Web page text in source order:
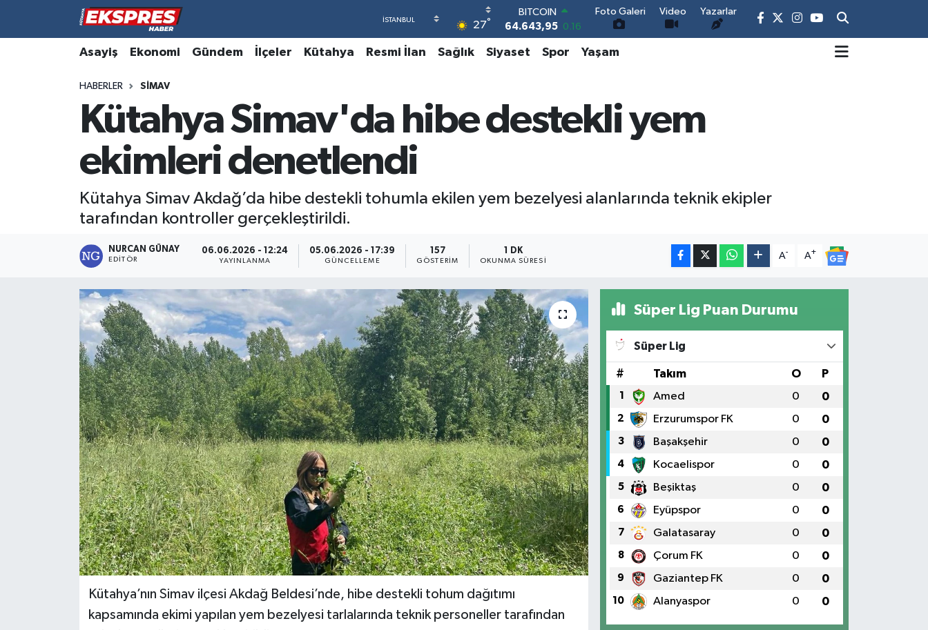
27°
DOLAR
47,6006 0.06
EURO
55,0250 0.02
6513.94
0.32
BİST100
Foto Galeri Video Yazarlar
Asayiş Ekonomi Gündem İlçeler Kütahya Resmi İlan Sağlık Siyaset Spor Yaşam
HABERLER SIMAV
Kütahya Simav'da hibe destekli yem
ekimleri denetlendi
Kütahya Simav Akdağ’da hibe destekli tohumla ekilen yem bezelyesi alanlarında teknik ekipler
tarafından kontroller gerçekleştirildi.
NURCAN GÜNAY
EDITÖR
06.06.2026 - 12:24
YAYINLANMA
05.06.2026 - 17:39
GÜNCELLEME
157
GÖSTERIM
1 DK
OKUNMA SÜRESI
A- A+
Kütahya’nın Simav ilçesi Akdağ Beldesi’nde, hibe destekli tohum dağıtımı
kapsamında ekimi yapılan yem bezelyesi tarlalarında teknik personeller tarafından
Süper Lig Puan Durumu
Süper Lig
# Takım O P
1 Amed 0 0
2 Erzurumspor FK 0 0
3 Başakşehir 0 0
4 Kocaelispor 0 0
5 Beşiktaş 0 0
6 Eyüpspor 0 0
7 Galatasaray 0 0
8 Çorum FK 0 0
9 Gaziantep FK 0 0
10 Alanyaspor 0 0
Altıntaş
Aslanapa
Biyografiler
Domaniç
Dumlupınar
Ekonomi
Foto Galeri
Hava Durumu
Trafik Durumu
Süper Lig Puan Durumu ve Fikstür
Tüm Manşetler
Son Dakika Haberleri